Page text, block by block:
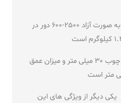
حداکثر تعداد چرخش اره به صورت آزاد 2500-600 دور در
میزان عمق ایجاد برش در چوب 30 میلی متر و میزان عمق
دیگر از ویژگی های این